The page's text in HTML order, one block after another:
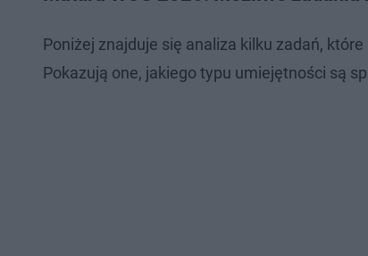
Poniżej znajduje się analiza kilku zadań,
Pokazują one, jakiego typu umiejętności są